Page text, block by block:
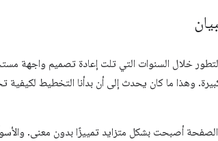
وهذا ما كان يحدث إلى أن بدأنا التخطيط
أصبحت بشكل متزايد تمييزًا بدون معنى.